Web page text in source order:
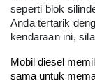
seperti blok
Anda tertarik
kendaraan ini,
Mobil diesel
sama untuk